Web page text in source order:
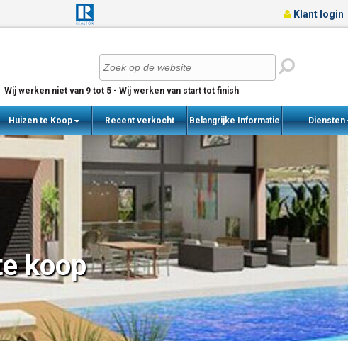
Wij werken niet van 9 tot 5 - Wij werken van start tot finish
Klant login
Huizen te Koop Recent verkocht
woningen
Belangrijke Informatie Diensten
koop